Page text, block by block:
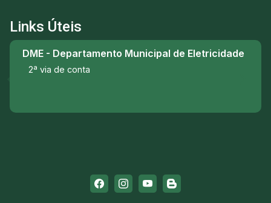
Links Úteis
DME - Departamento Municipal de Eletricidade
2ª via de conta